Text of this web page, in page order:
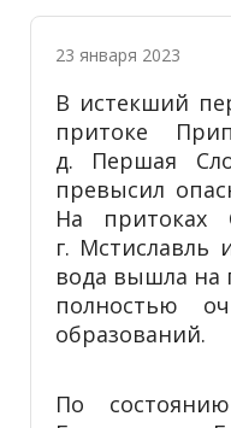
23 января 2023
В истекший
притоке
д. Першая
превысил
На притоках
г. Мстиславль
вода вышла на
полностью
образований.
По